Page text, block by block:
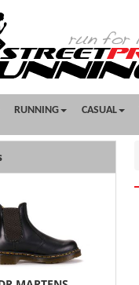
RUNNING CASUAL